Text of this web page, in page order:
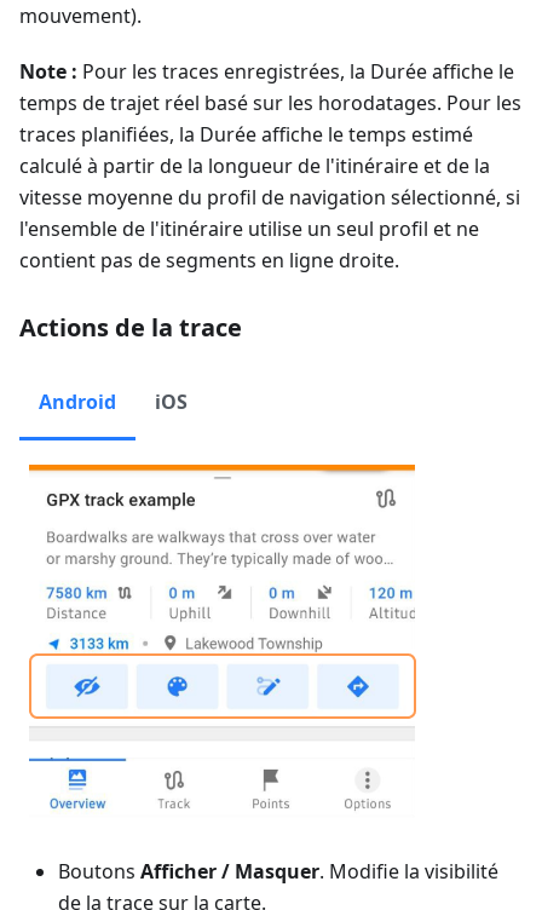
mouvement).
Note : Pour les traces enregistrées, la Durée affiche le
temps de trajet réel basé sur les horodatages. Pour les
traces planifiées, la Durée affiche le temps estimé
calculé à partir de la longueur de l'itinéraire et de la
vitesse moyenne du profil de navigation sélectionné, si
l'ensemble de l'itinéraire utilise un seul profil et ne
contient pas de segments en ligne droite.
Actions de la trace
Android iOS
Boutons Afficher / Masquer. Modifie la visibilité
de la trace sur la carte.